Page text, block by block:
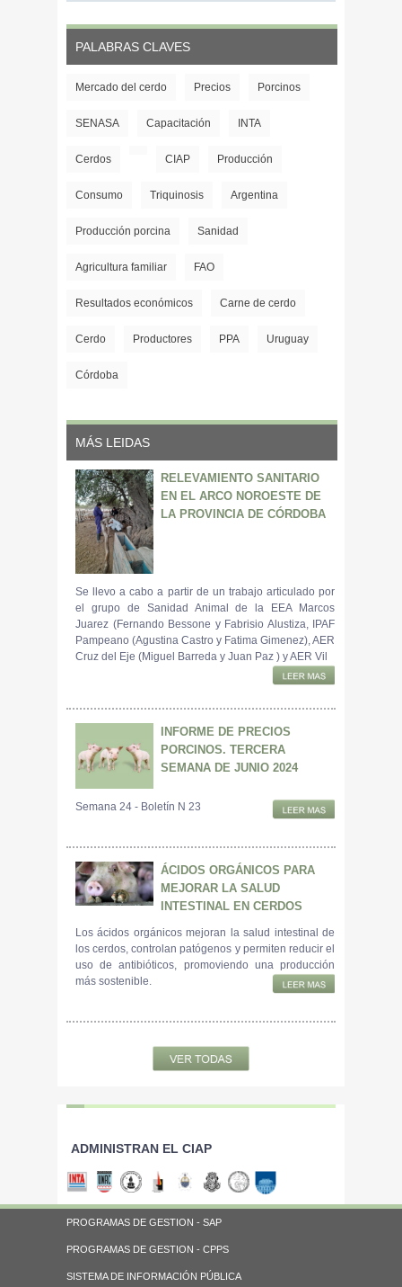
PALABRAS CLAVES
Mercado del cerdo Precios Porcinos
SENASA Capacitación INTA
Cerdos CIAP Producción
Consumo Triquinosis Argentina
Producción porcina Sanidad
Agricultura familiar FAO
Resultados económicos Carne de cerdo
Cerdo Productores PPA Uruguay
Córdoba
MÁS LEIDAS
RELEVAMIENTO SANITARIO
EN EL ARCO NOROESTE DE
LA PROVINCIA DE CÓRDOBA
Se llevo a cabo a partir de un trabajo articulado por
el grupo de Sanidad Animal de la EEA Marcos
Juarez (Fernando Bessone y Fabrisio Alustiza, IPAF
Pampeano (Agustina Castro y Fatima Gimenez), AER
Cruz del Eje (Miguel Barreda y Juan Paz ) y AER Vil
INFORME DE PRECIOS
PORCINOS. TERCERA
SEMANA DE JUNIO 2024
Semana 24 - Boletín N 23
ÁCIDOS ORGÁNICOS PARA
MEJORAR LA SALUD
INTESTINAL EN CERDOS
Los ácidos orgánicos mejoran la salud intestinal de
los cerdos, controlan patógenos y permiten reducir el
uso de antibióticos, promoviendo una producción
más sostenible.
ADMINISTRAN EL CIAP
PROGRAMAS DE GESTION - SAP
PROGRAMAS DE GESTION - CPPS
SISTEMA DE INFORMACIÓN PÚBLICA